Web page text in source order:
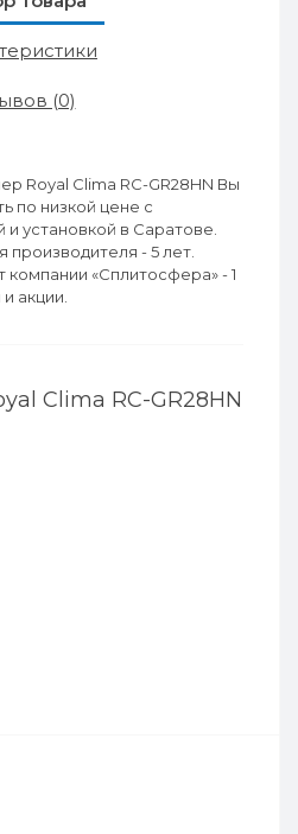
(0)
Royal Clima RC-GR28HN Вы
по низкой цене с
и установкой в Саратове.
производителя - 5 лет.
компании «Сплитосфера» - 1
акции.
Clima RC-GR28HN